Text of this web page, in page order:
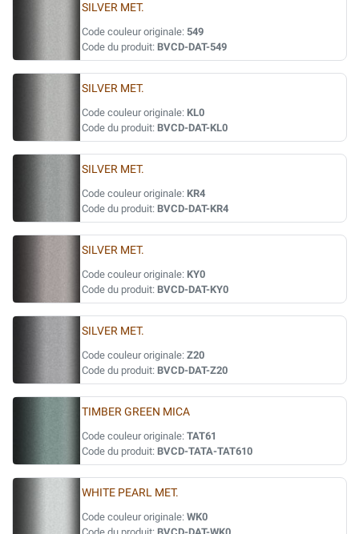
SILVER MET.
Code couleur originale: 549
Code du produit: BVCD-DAT-549
SILVER MET.
Code couleur originale: KL0
Code du produit: BVCD-DAT-KL0
SILVER MET.
Code couleur originale: KR4
Code du produit: BVCD-DAT-KR4
SILVER MET.
Code couleur originale: KY0
Code du produit: BVCD-DAT-KY0
SILVER MET.
Code couleur originale: Z20
Code du produit: BVCD-DAT-Z20
TIMBER GREEN MICA
Code couleur originale: TAT61
Code du produit: BVCD-TATA-TAT610
WHITE PEARL MET.
Code couleur originale: WK0